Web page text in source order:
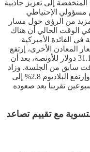
المنخفضة إلى تعزيز جاذبية
مسؤولي الإحتياطي
من الرؤى حول مسار
الوقت الحالي أن هناك
في الفائدة الأميركية
المعادن الأخرى، إرتفع
السعر الفوري للفضة بنسبة 0.1% إلى 31.17 دولار للأونصة، بعد أن
سابق من الجلسة. وزاد
البلاتين 0.5% إلى 971.66 دولار للأونصة. وإرتفع البلاديوم 2.8% إلى
أسبوعين تقريبا بعد صعوده
مع تقييم تصاعد